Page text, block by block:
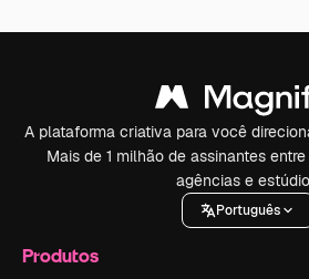
A plataforma criativa para você
Mais de 1 milhão de assinantes
agências e
Português
Produtos